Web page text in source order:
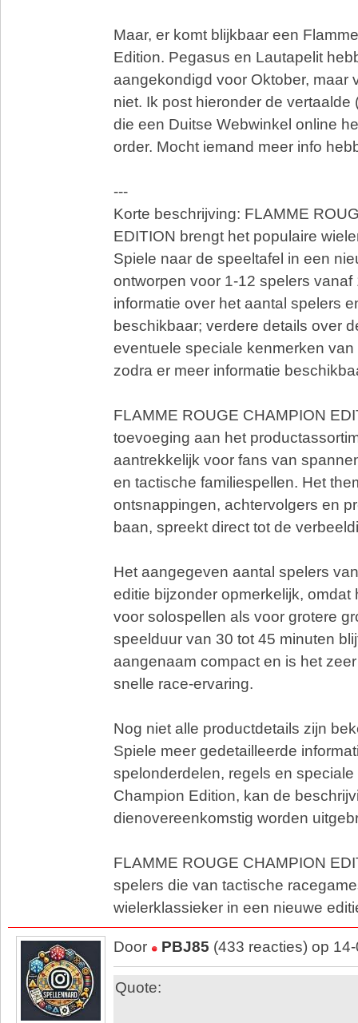
Maar, er komt blijkbaar een
Edition. Pegasus en Lautapelit
aangekondigd voor Oktober, maar
niet. Ik post hieronder de
die een Duitse Webwinkel online
order. Mocht iemand meer info
---
Korte beschrijving: FLAMME
EDITION brengt het populaire
Spiele naar de speeltafel in een
ontworpen voor 1-12 spelers vanaf
informatie over het aantal spelers
beschikbaar; verdere details over
eventuele speciale kenmerken
zodra er meer informatie
FLAMME ROUGE CHAMPION
toevoeging aan het
aantrekkelijk voor fans van
en tactische familiespellen. Het
ontsnappingen, achtervolgers en
baan, spreekt direct tot de
Het aangegeven aantal spelers
editie bijzonder opmerkelijk, omdat
voor solospellen als voor grotere
speelduur van 30 tot 45 minuten
aangenaam compact en is het
snelle race-ervaring.
Nog niet alle productdetails zijn
Spiele meer gedetailleerde
spelonderdelen, regels en
Champion Edition, kan de
dienovereenkomstig worden
FLAMME ROUGE CHAMPION
spelers die van tactische
wielerklassieker in een nieuwe
Door PBJ85 (433 reacties) op
Quote: